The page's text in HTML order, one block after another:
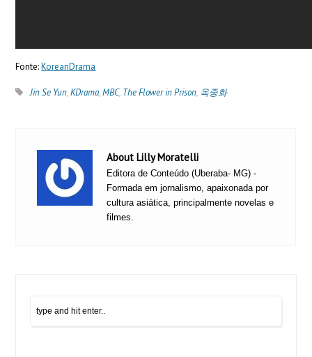
Fonte:KoreanDrama
Jin Se Yun,KDrama,MBC, The Flower in Prison, 옥중화
About Lilly Moratelli
Editora de Conteúdo (Uberaba- MG) -
Formada em jornalismo, apaixonada por
cultura asiática, principalmente novelas e
filmes.